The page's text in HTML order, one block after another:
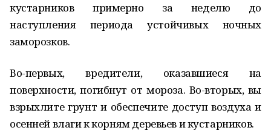
кустарников примерно за неделю до
наступления периода устойчивых ночных
заморозков.
Во-первых, вредители, оказавшиеся на
поверхности, погибнут от мороза. Во-вторых, вы
взрыхлите грунт и обеспечите доступ воздуха и
осенней влаги к корням деревьев и кустарников.